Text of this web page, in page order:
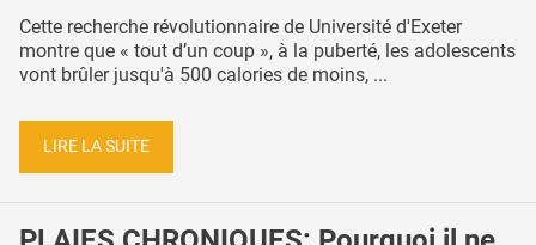
Cette recherche révolutionnaire de Université d'Exeter
montre que « tout d’un coup », à la puberté, les adolescents
vont brûler jusqu'à 500 calories de moins, ...
LIRE LA SUITE